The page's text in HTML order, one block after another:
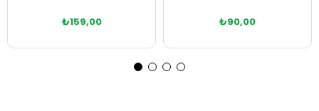
₺159,00 ₺90,00